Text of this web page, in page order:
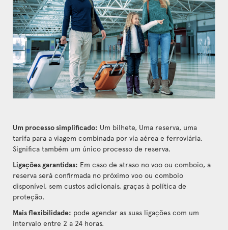
Um processo simplificado: Um bilhete, Uma reserva, uma
tarifa para a viagem combinada por via aérea e ferroviária.
Significa também um único processo de reserva.
Ligações garantidas: Em caso de atraso no voo ou comboio, a
reserva será confirmada no próximo voo ou comboio
disponível, sem custos adicionais, graças à política de
proteção.
Mais flexibilidade: pode agendar as suas ligações com um
intervalo entre 2 a 24 horas.